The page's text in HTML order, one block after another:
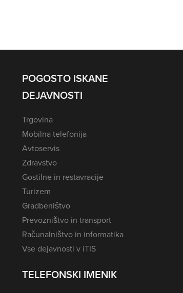
POGOSTO ISKANE
DEJAVNOSTI
Trgovina
Mobilna telefonija
Avtoservis
Zdravstvo
Gostilne in restavracije
Turizem
Gradbeništvo
Prevozništvo in transport
Računalništvo in informatika
Vse dejavnosti v iTIS
TELEFONSKI IMENIK